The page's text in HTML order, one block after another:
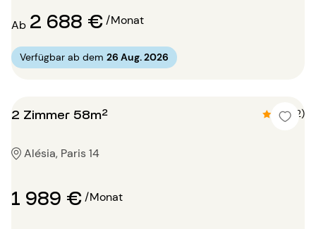
Ab 2 688 €/Monat
Verfügbar ab dem 26 Aug. 2026
2 Zimmer 58m² 4.5 (2)
Alésia, Paris 14
1 989 €/Monat